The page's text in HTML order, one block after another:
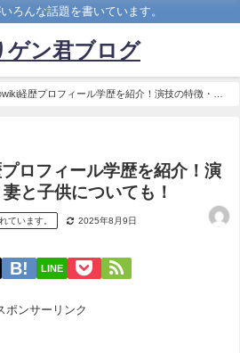
ろんな話題を書いています。
ゲン君ブログ
経歴プロフィール学歴を紹介！演技の特徴・魅
ロフィール学歴を紹介！演
と子供についても！
ています。 2025年8月9日
LINE
ポンサーリンク